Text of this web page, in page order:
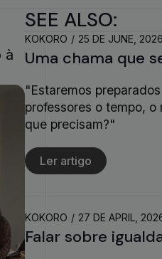
à
SEE ALSO:
Uma chama que
KOKORO 25 DE JUNE, 2026
"Estaremos
professores o tempo,
que precisam?"
Ler artigo
Falar sobre
KOKORO 27 DE APRIL,